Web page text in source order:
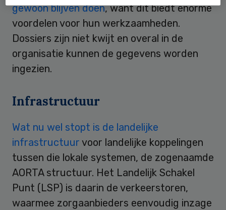
gewoon blijven doen, want dit biedt enorme
voordelen voor hun werkzaamheden.
Dossiers zijn niet kwijt en overal in de
organisatie kunnen de gegevens worden
ingezien.
Infrastructuur
Wat nu wel stopt is de landelijke
infrastructuur voor landelijke koppelingen
tussen die lokale systemen, de zogenaamde
AORTA structuur. Het Landelijk Schakel
Punt (LSP) is daarin de verkeerstoren,
waarmee zorgaanbieders eenvoudig inzage